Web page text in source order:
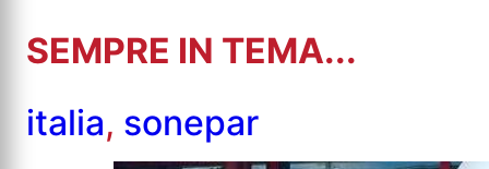
SEMPRE IN TEMA...
italia, sonepar